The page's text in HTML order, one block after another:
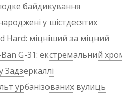
байдикування
у шістдесятих
Hard: міцніший за міцний
G-31: екстремальний
Задзеркаллі
урбанізованих вулиць